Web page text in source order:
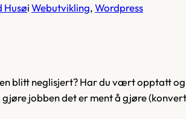
HusøiWebutvikling, Wordpress
blitt neglisjert? Har du vært opptatt
jobben det er ment å gjøre